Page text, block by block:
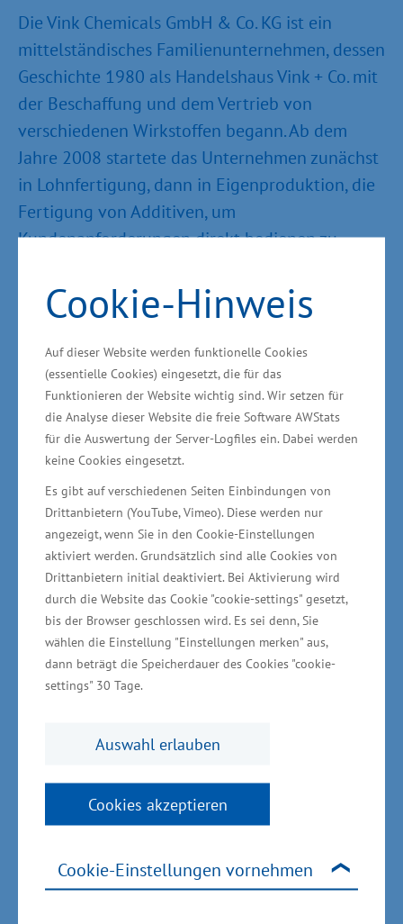
Cookie-Hinweis
Auf dieser Website werden funktionelle Cookies
(essentielle Cookies) eingesetzt, die für das
Funktionieren der Website wichtig sind. Wir setzen für
die Analyse dieser Website die freie Software AWStats
für die Auswertung der Server-Logfiles ein. Dabei werden
keine Cookies eingesetzt.
Es gibt auf verschiedenen Seiten Einbindungen von
Drittanbietern (YouTube, Vimeo). Diese werden nur
angezeigt, wenn Sie in den Cookie-Einstellungen
aktiviert werden. Grundsätzlich sind alle Cookies von
Drittanbietern initial deaktiviert. Bei Aktivierung wird
durch die Website das Cookie "cookie-settings" gesetzt,
bis der Browser geschlossen wird. Es sei denn, Sie
wählen die Einstellung "Einstellungen merken" aus,
dann beträgt die Speicherdauer des Cookies "cookie-
settings" 30 Tage.
Auswahl erlauben
Cookies akzeptieren
Cookie-Einstellungen vornehmen
Die Vink Chemicals GmbH & Co. KG ist ein
mittelständisches Familienunternehmen, dessen
Geschichte 1980 als Handelshaus Vink + Co. mit
der Beschaffung und dem Vertrieb von
verschiedenen Wirkstoffen begann. Ab dem
Jahre 2008 startete das Unternehmen zunächst
in Lohnfertigung, dann in Eigenproduktion, die
Fertigung von Additiven, um
Kundenanforderungen direkt bedienen zu
& Co. KG gegründet, die im Folgejahr die
Produktionsstätte in Kakenstorf bei Hamburg in
Betrieb nahm. 2019 konnte die
Produktionskapazität durch die Eröffnung eines
weiteren Standortes in Süddeutschland nahezu
verdoppelt werden. Aufgrund des Wachstums
und der positiven Geschäftsentwicklung suchte
Vink Chemicals nach einem weiteren Standort,
um seine Produktionskapazitäten strategisch
langfristig ausbauen zu können. Das
Unternehmen beschäftigt aktuell über 100
Mitarbeiter.
Begleitet wurde die Unternehmensansiedlung
durch die Landeswirtschaftsfördergesellschaft
Invest in MV und die
Landeshauptstadt Schwerin. Aufgabe der Invest
die in das nordöstliche Bundesland investieren
und expandieren wollen. „Den ersten Kontakt
herstellen“, sagte Michael Sturm,